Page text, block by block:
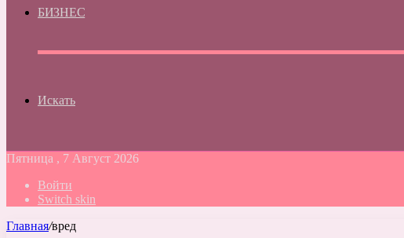
БИЗНЕС
Искать
Пятница , 7 Август 2026
Войти
Switch skin
Главная/вред